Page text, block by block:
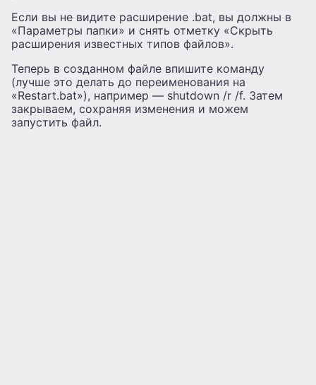
Если вы не видите расширение .bat, вы должны в
«Параметры папки» и снять отметку «Скрыть
расширения известных типов файлов».
Теперь в созданном файле впишите команду
(лучше это делать до переименования на
«Restart.bat»), например — shutdown /r /f. Затем
закрываем, сохраняя изменения и можем
запустить файл.